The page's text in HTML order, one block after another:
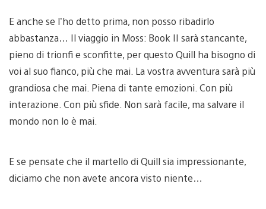
E anche se l’ho detto prima, non posso ribadirlo
abbastanza… Il viaggio in Moss: Book II sarà stancante,
pieno di trionfi e sconfitte, per questo Quill ha bisogno di
voi al suo fianco, più che mai. La vostra avventura sarà più
grandiosa che mai. Piena di tante emozioni. Con più
interazione. Con più sfide. Non sarà facile, ma salvare il
mondo non lo è mai.
E se pensate che il martello di Quill sia impressionante,
diciamo che non avete ancora visto niente…